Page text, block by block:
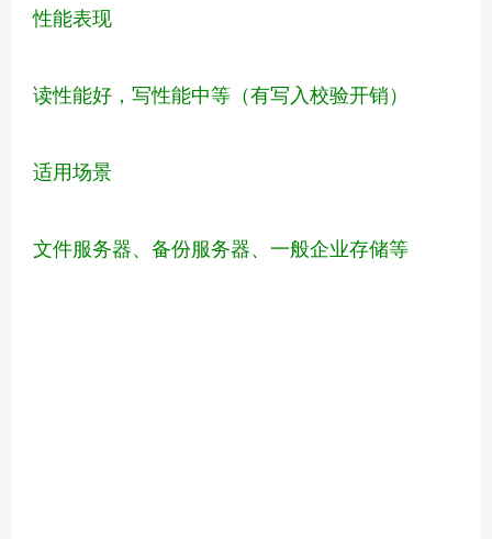
性能表现
读性能好，写性能中等（有写入校验开销）
适用场景
文件服务器、备份服务器、一般企业存储等